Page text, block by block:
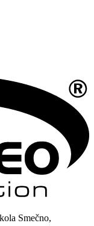
Smečno,